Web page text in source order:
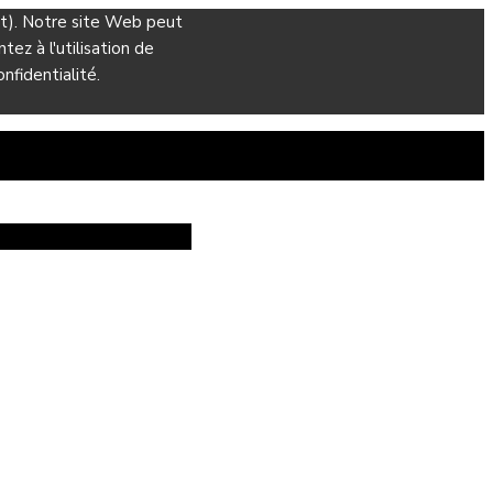
Notre site Web peut
à l'utilisation de